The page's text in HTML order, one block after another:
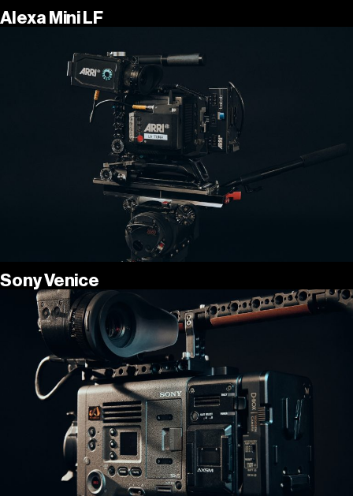
Alexa Mini LF
Sony Venice